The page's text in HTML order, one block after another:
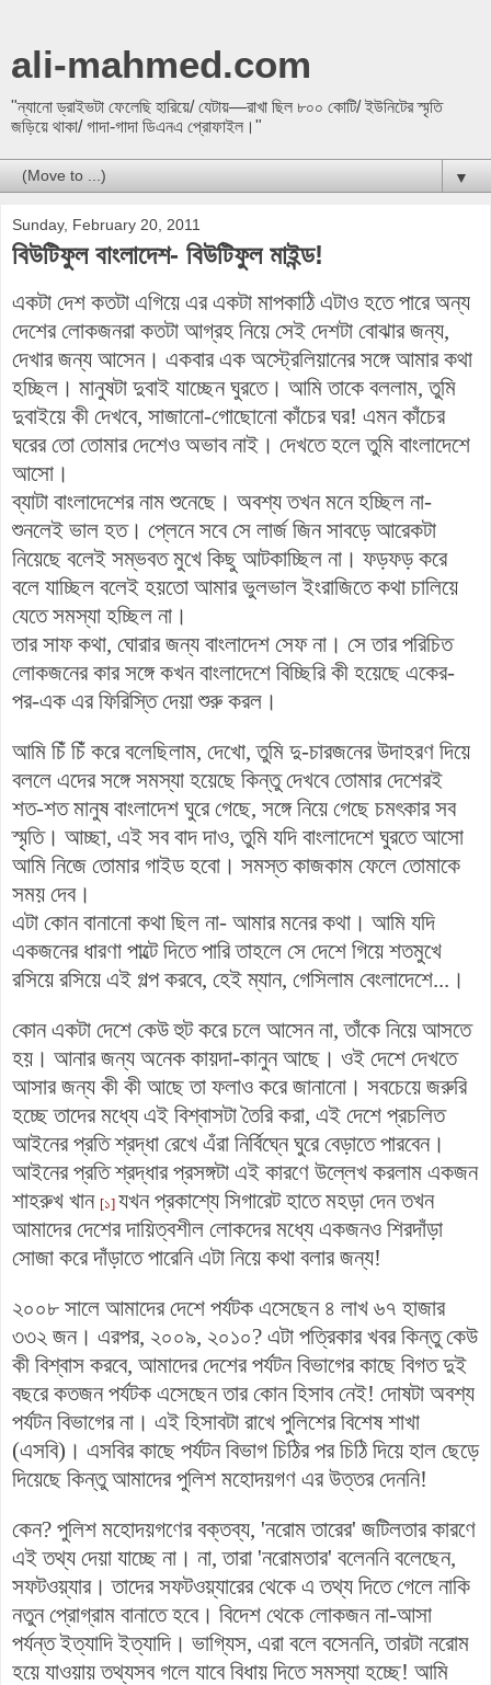
ali-mahmed.com
"ন্যানো ড্রাইভটা ফেলেছি হারিয়ে/ যেটায়—রাখা ছিল ৮০০ কোটি/ ইউনিটের স্মৃতি
জড়িয়ে থাকা/ গাদা-গাদা ডিএনএ প্রোফাইল।"
▼
Sunday, February 20, 2011
বিউটিফুল বাংলাদেশ- বিউটিফুল মাইন্ড!
একটা দেশ কতটা এগিয়ে এর একটা মাপকাঠি এটাও হতে পারে অন্য
দেশের লোকজনরা কতটা আগ্রহ নিয়ে সেই দেশটা বোঝার জন্য,
দেখার জন্য আসেন। একবার এক অস্ট্রেলিয়ানের সঙ্গে আমার কথা
হচ্ছিল। মানুষটা দুবাই যাচ্ছেন ঘুরতে। আমি তাকে বললাম, তুমি
দুবাইয়ে কী দেখবে, সাজানো-গোছোনো কাঁচের ঘর! এমন কাঁচের
ঘরের তো তোমার দেশেও অভাব নাই। দেখতে হলে তুমি বাংলাদেশে
আসো।
ব্যাটা বাংলাদেশের নাম শুনেছে। অবশ্য তখন মনে হচ্ছিল না-
শুনলেই ভাল হত। প্লেনে সবে সে লার্জ জিন সাবড়ে আরেকটা
নিয়েছে বলেই সম্ভবত মুখে কিছু আটকাচ্ছিল না। ফড়ফড় করে
বলে যাচ্ছিল বলেই হয়তো আমার ভুলভাল ইংরাজিতে কথা চালিয়ে
যেতে সমস্যা হচ্ছিল না।
তার সাফ কথা, ঘোরার জন্য বাংলাদেশ সেফ না। সে তার পরিচিত
লোকজনের কার সঙ্গে কখন বাংলাদেশে বিচ্ছিরি কী হয়েছে একের-
পর-এক এর ফিরিস্তি দেয়া শুরু করল।
আমি চিঁ চিঁ করে বলেছিলাম, দেখো, তুমি দু-চারজনের উদাহরণ দিয়ে
বললে এদের সঙ্গে সমস্যা হয়েছে কিন্তু দেখবে তোমার দেশেরই
শত-শত মানুষ বাংলাদেশ ঘুরে গেছে, সঙ্গে নিয়ে গেছে চমৎকার সব
স্মৃতি। আচ্ছা, এই সব বাদ দাও, তুমি যদি বাংলাদেশে ঘুরতে আসো
আমি নিজে তোমার গাইড হবো। সমস্ত কাজকাম ফেলে তোমাকে
সময় দেব।
এটা কোন বানানো কথা ছিল না- আমার মনের কথা। আমি যদি
একজনের ধারণা পাল্টে দিতে পারি তাহলে সে দেশে গিয়ে শতমুখে
রসিয়ে রসিয়ে এই গল্প করবে, হেই ম্যান, গেসিলাম বেংলাদেশে...।
কোন একটা দেশে কেউ হুট করে চলে আসেন না, তাঁকে নিয়ে আসতে
হয়। আনার জন্য অনেক কায়দা-কানুন আছে। ওই দেশে দেখতে
আসার জন্য কী কী আছে তা ফলাও করে জানানো। সবচেয়ে জরুরি
হচ্ছে তাদের মধ্যে এই বিশ্বাসটা তৈরি করা, এই দেশে প্রচলিত
আইনের প্রতি শ্রদ্ধা রেখে এঁরা নির্বিঘ্নে ঘুরে বেড়াতে পারবেন।
আইনের প্রতি শ্রদ্ধার প্রসঙ্গটা এই কারণে উল্লেখ করলাম একজন
শাহরুখ খান [১] যখন প্রকাশ্যে সিগারেট হাতে মহড়া দেন তখন
আমাদের দেশের দায়িত্বশীল লোকদের মধ্যে একজনও শিরদাঁড়া
সোজা করে দাঁড়াতে পারেনি এটা নিয়ে কথা বলার জন্য!
২০০৮ সালে আমাদের দেশে পর্যটক এসেছেন ৪ লাখ ৬৭ হাজার
৩৩২ জন। এরপর, ২০০৯, ২০১০? এটা পত্রিকার খবর কিন্তুকেউ
কী বিশ্বাস করবে, আমাদের দেশের পর্যটন বিভাগের কাছে বিগত দুই
বছরে কতজন পর্যটক এসেছেন তার কোন হিসাব নেই! দোষটা অবশ্য
পর্যটন বিভাগের না। এই হিসাবটা রাখে পুলিশের বিশেষ শাখা
(এসবি)। এসবির কাছে পর্যটন বিভাগ চিঠির পর চিঠি দিয়ে হাল ছেড়ে
দিয়েছে কিন্তু আমাদের পুলিশ মহোদয়গণ এর উত্তর দেননি!
কেন? পুলিশ মহোদয়গণের বক্তব্য, 'নরোম তারের' জটিলতার কারণে
এই তথ্য দেয়া যাচ্ছে না। না, তারা 'নরোমতার' বলেননি বলেছেন,
সফটওয়্যার। তাদের সফটওয়্যারের থেকে এ তথ্য দিতে গেলে নাকি
নতুন প্রোগ্রাম বানাতে হবে। বিদেশ থেকে লোকজন না-আসা
পর্যন্ত ইত্যাদি ইত্যাদি। ভাগ্যিস, এরা বলে বসেননি, তারটা নরোম
হয়ে যাওয়ায় তথ্যসব গলে যাবে বিধায় দিতে সমস্যা হচ্ছে! আমি